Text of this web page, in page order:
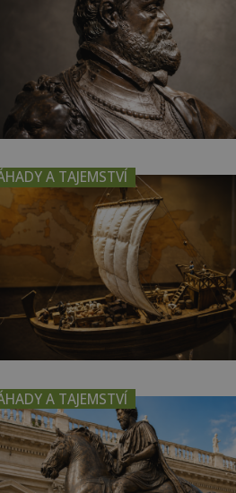
A TAJEMSTVÍ
A TAJEMSTVÍ